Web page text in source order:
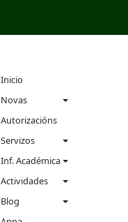
Navigation
menu
Inicio
Novas
Autorizacións
Servizos
Inf. Académica
Actividades
Blog